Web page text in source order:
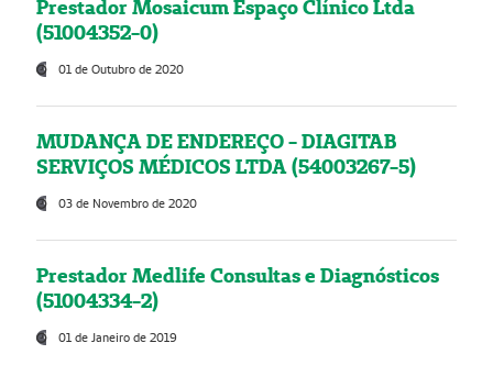
Prestador Mosaicum Espaço Clínico Ltda
(51004352-0)
01 de Outubro de 2020
MUDANÇA DE ENDEREÇO - DIAGITAB
SERVIÇOS MÉDICOS LTDA (54003267-5)
03 de Novembro de 2020
Prestador Medlife Consultas e Diagnósticos
(51004334-2)
01 de Janeiro de 2019